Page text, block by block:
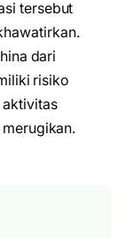
tersebut
dari
risiko
aktivitas